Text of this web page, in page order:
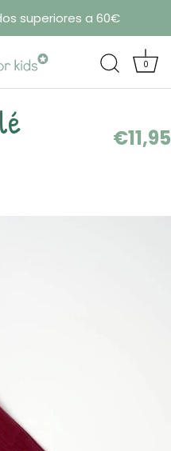
superiores a 60€
0
€11,95